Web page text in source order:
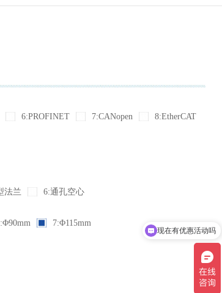
6:PROFINET 7:CANopen
8:EtherCAT
法兰 6:通孔空心
7:Φ115mm
现在有优惠活动吗